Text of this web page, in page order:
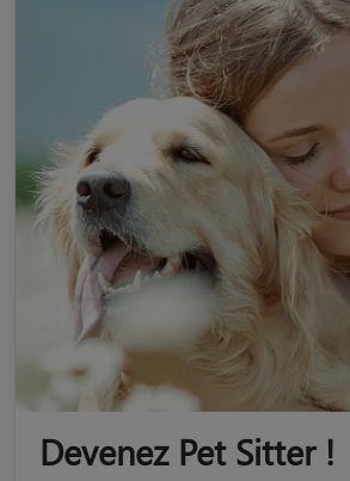
Devenez Pet Sitter !